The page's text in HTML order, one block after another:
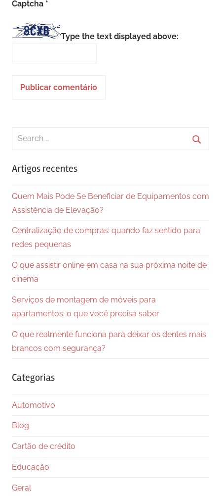
Captcha *
Type the text displayed above:
Search
Artigos recentes
Quem Mais Pode Se Beneficiar de Equipamentos com
Assistência de Elevação?
Centralização de compras: quando faz sentido para
redes pequenas
O que assistir online em casa na sua próxima noite de
cinema
Serviços de montagem de móveis para
apartamentos: o que você precisa saber
O que realmente funciona para deixar os dentes mais
brancos com segurança?
Categorias
Automotivo
Blog
Cartão de crédito
Educação
Geral